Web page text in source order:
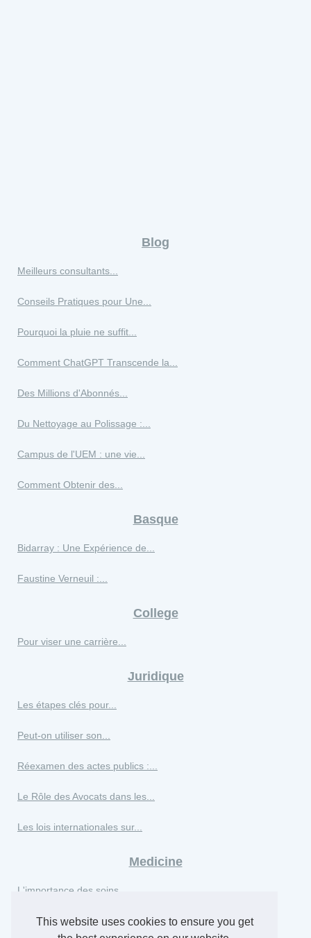
This website uses cookies to ensure you get
Blog
Meilleurs consultants...
Conseils Pratiques pour Une...
Pourquoi la pluie ne suffit...
Comment ChatGPT Transcende la...
Des Millions d'Abonnés...
Du Nettoyage au Polissage :...
Campus de l'UEM : une vie...
Comment Obtenir des...
Basque
Bidarray : Une Expérience de...
Faustine Verneuil :...
College
Pour viser une carrière...
Juridique
Les étapes clés pour...
Peut-on utiliser son...
Réexamen des actes publics :...
Le Rôle des Avocats dans les...
Les lois internationales sur...
Medicine
L'importance des soins...
Physiotherapy